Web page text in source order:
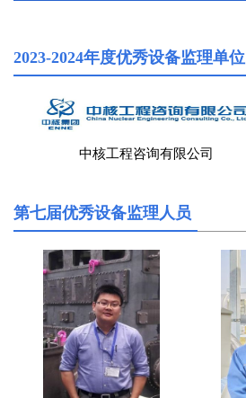
2023-2024年度优秀设备监理单位
中核工程咨询有限公司
第七届优秀设备监理人员